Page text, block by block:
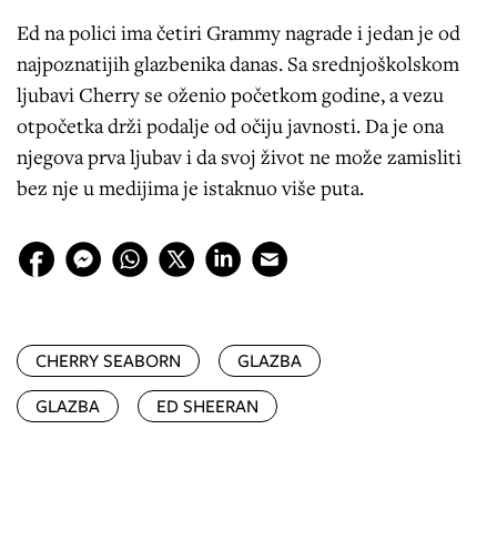
Ed na polici ima četiri Grammy nagrade i jedan je od
najpoznatijih glazbenika danas. Sa srednjoškolskom
ljubavi Cherry se oženio početkom godine, a vezu
otpočetka drži podalje od očiju javnosti. Da je ona
njegova prva ljubav i da svoj život ne može zamisliti
bez nje u medijima je istaknuo više puta.
CHERRY SEABORN
GLAZBA
GLAZBA
ED SHEERAN